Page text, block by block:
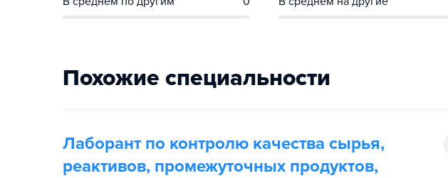
Похожие специальности
Лаборант по контролю качества сырья,
реактивов, промежуточных продуктов,